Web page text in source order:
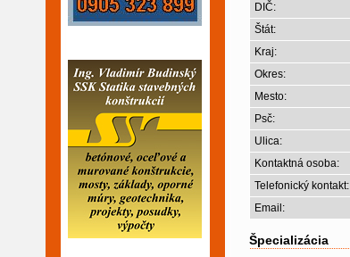
DIČ:
Štát:
Kraj:
Okres:
Mesto:
Psč:
Ulica:
Kontaktná osoba:
Telefonický kontakt:
Email:
Špecializácia